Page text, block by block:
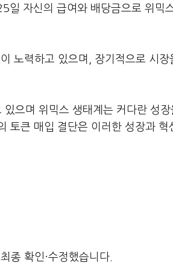
일 자신의 급여와 배당금으로 위믹
노력하고 있으며, 장기적으로 시장
으며 위믹스 생태계는 커다란 성장
토큰 매입 결단은 이러한 성장과 혁
종 확인·수정했습니다.